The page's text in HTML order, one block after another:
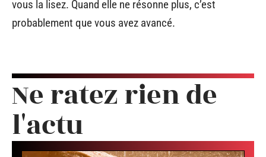
vous la lisez. Quand elle ne résonne plus, c’est
probablement que vous avez avancé.
Ne ratez rien de
l'actu